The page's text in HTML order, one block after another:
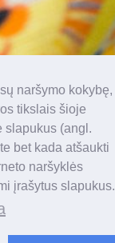
naršymo kokybę,
tikslais šioje
slapukus (angl.
bet kada atšaukti
naršyklės
įrašytus slapukus.
uždaryti.